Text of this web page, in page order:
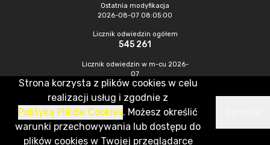
Ostatnia modyfikacja
2026-08-07 08:05:00
Licznik odwiedzin ogółem
545 261
Licznik odwiedzin w m-cu 2026-
07
1 277
CMS & Hosting: Nefeni Sp. z o.o.
Strona korzysta z plików cookies w celu
realizacji usług i zgodnie z
Polityką Plików Cookies. Możesz określić
warunki przechowywania lub dostępu do
plików cookies w Twojej przeglądarce